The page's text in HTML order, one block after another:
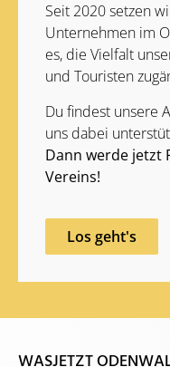
Seit 2020 setzen
Unternehmen im
es, die Vielfalt
und Touristen
Du findest unsere
uns dabei
Dann werde jetzt
Vereins!
Los geht's